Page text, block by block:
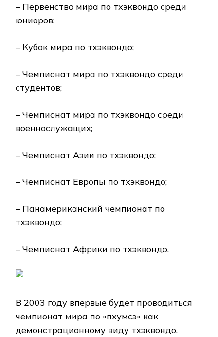
– Первенство мира по тхэквондо среди
юниоров;
– Кубок мира по тхэквондо;
– Чемпионат мира по тхэквондо среди
студентов;
– Чемпионат мира по тхэквондо среди
военнослужащих;
– Чемпионат Азии по тхэквондо;
– Чемпионат Европы по тхэквондо;
– Панамериканский чемпионат по
тхэквондо;
– Чемпионат Африки по тхэквондо.
В 2003 году впервые будет проводиться
чемпионат мира по «пхумсэ» как
демонстрационному виду тхэквондо.